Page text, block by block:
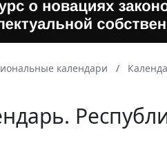
календари